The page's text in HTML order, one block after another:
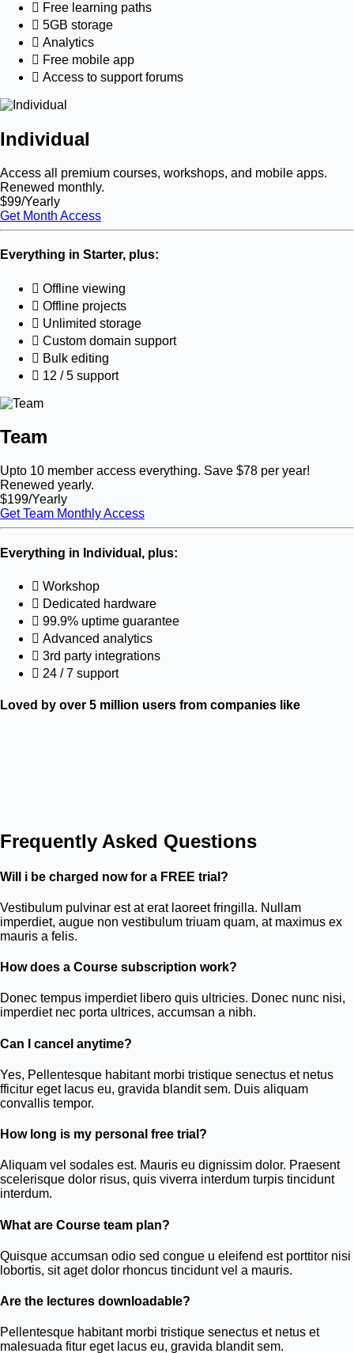
Free learning paths
5GB storage
Analytics
Free mobile app
Access to support forums
Individual
Access all premium courses, workshops, and mobile apps.
Renewed monthly.
$99/Yearly
Get Month Access
Everything in Starter, plus:
Offline viewing
Offline projects
Unlimited storage
Custom domain support
Bulk editing
12 / 5 support
Team
Upto 10 member access everything. Save $78 per year!
Renewed yearly.
$199/Yearly
Get Team Monthly Access
Everything in Individual, plus:
Workshop
Dedicated hardware
99.9% uptime guarantee
Advanced analytics
3rd party integrations
24 / 7 support
Loved by over 5 million users from companies like
Frequently Asked Questions
Will i be charged now for a FREE trial?
Vestibulum pulvinar est at erat laoreet fringilla. Nullam
imperdiet, augue non vestibulum triuam quam, at maximus ex
mauris a felis.
How does a Course subscription work?
Donec tempus imperdiet libero quis ultricies. Donec nunc nisi,
imperdiet nec porta ultrices, accumsan a nibh.
Can I cancel anytime?
Yes, Pellentesque habitant morbi tristique senectus et netus
fficitur eget lacus eu, gravida blandit sem. Duis aliquam
convallis tempor.
How long is my personal free trial?
Aliquam vel sodales est. Mauris eu dignissim dolor. Praesent
scelerisque dolor risus, quis viverra interdum turpis tincidunt
interdum.
What are Course team plan?
Quisque accumsan odio sed congue u eleifend est porttitor nisi
lobortis, sit aget dolor rhoncus tincidunt vel a mauris.
Are the lectures downloadable?
Pellentesque habitant morbi tristique senectus et netus et
malesuada fitur eget lacus eu, gravida blandit sem.